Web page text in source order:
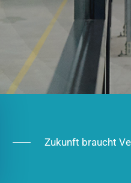
Zukunft braucht